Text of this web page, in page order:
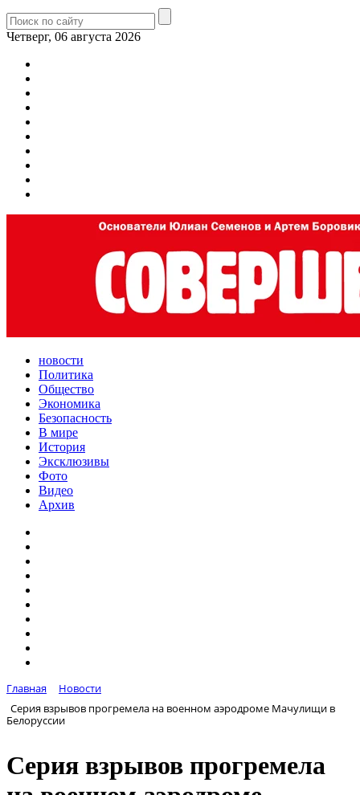
Четверг, 06 августа 2026
новости
Политика
Общество
Экономика
Безопасность
В мире
История
Эксклюзивы
Фото
Видео
Архив
Главная
Новости
Серия взрывов прогремела на военном аэродроме Мачулищи в
Белоруссии
Серия взрывов прогремела